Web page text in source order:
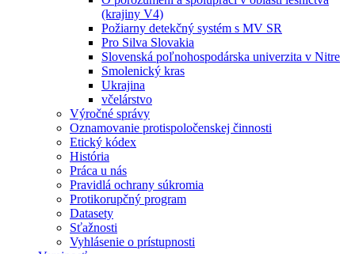
(krajiny V4)
Požiarny detekčný systém s MV SR
Pro Silva Slovakia
Slovenská poľnohospodárska univerzita v Nitre
Smolenický kras
Ukrajina
včelárstvo
Výročné správy
Oznamovanie protispoločenskej činnosti
Etický kódex
História
Práca u nás
Pravidlá ochrany súkromia
Protikorupčný program
Datasety
Sťažnosti
Vyhlásenie o prístupnosti